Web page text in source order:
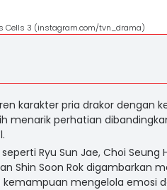
Cells 3 (instagram.com/tvn_drama)
karakter pria drakor dengan
menarik perhatian
Ryu Sun Jae, Choi Seung
Shin Soon Rok digambarkan
kemampuan mengelola emosi